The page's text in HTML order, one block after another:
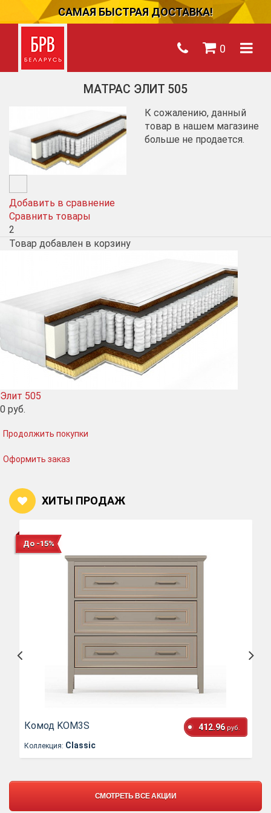
САМАЯ БЫСТРАЯ ДОСТАВКА!
0
МАТРАС ЭЛИТ 505
Добавить в сравнение
Сравнить товары
2
К сожалению, данный
товар в нашем магазине
больше не продается.
Товар добавлен в корзину
Элит 505
0 руб.
Продолжить покупки
Оформить заказ
ХИТЫ ПРОДАЖ
До -15%
Комод KOM3S 412.96 руб.
Коллекция: Classic
СМОТРЕТЬ ВСЕ АКЦИИ